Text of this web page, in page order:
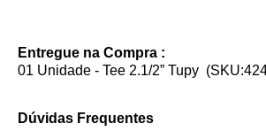
Entregue na Compra :
01 Unidade - Tee 2.1/2” Tupy
Dúvidas Frequentes